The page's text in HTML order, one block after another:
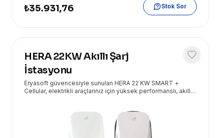
₺35.931,76 Stok Sor
HERA 22KW Akıllı Şarj
İstasyonu
Eryasoft güvencesiyle sunulan HERA 22 KW SMART +
Cellular, elektrikli araçlarınız için yüksek performanslı, akıllı